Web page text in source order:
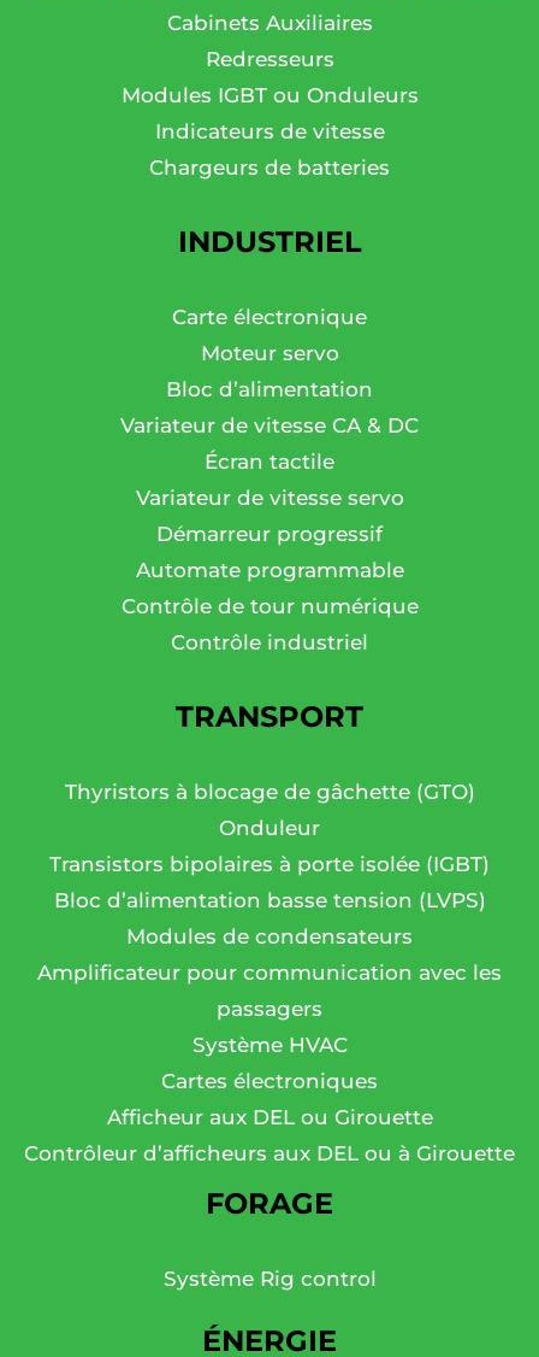
Cabinets Auxiliaires
Redresseurs
Modules IGBT ou Onduleurs
Indicateurs de vitesse
Chargeurs de batteries
INDUSTRIEL
Carte électronique
Moteur servo
Bloc d’alimentation
Variateur de vitesse CA & DC
Écran tactile
Variateur de vitesse servo
Démarreur progressif
Automate programmable
Contrôle de tour numérique
Contrôle industriel
TRANSPORT
Thyristors à blocage de gâchette (GTO)
Onduleur
Transistors bipolaires à porte isolée (IGBT)
Bloc d’alimentation basse tension (LVPS)
Modules de condensateurs
Amplificateur pour communication avec les
passagers
Système HVAC
Cartes électroniques
Afficheur aux DEL ou Girouette
Contrôleur d’afficheurs aux DEL ou à Girouette
FORAGE
Système Rig control
ÉNERGIE